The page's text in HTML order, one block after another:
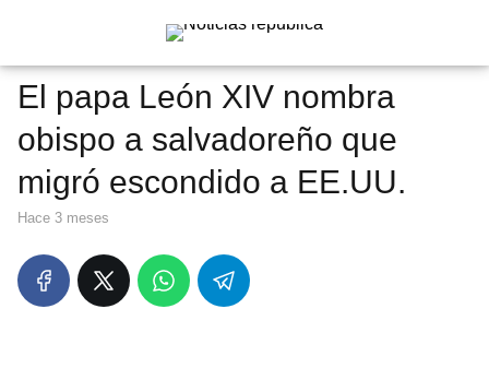
El papa León XIV nombra
obispo a salvadoreño que
migró escondido a EE.UU.
hace 3 meses